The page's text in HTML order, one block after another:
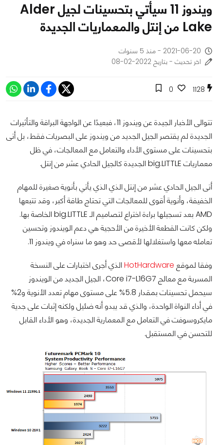
ويندوز 11 سيأتي بتحسينات لجيل Alder
Lake من إنتل والمعماريات الجديدة
2021-06-20 - منذ 5 سنوات
اخر تحديث - بتاريخ 2022-02-08
1128
0
تتوالى الأخبار الجيدة عن ويندوز 11، فبعيدًا عن الواجهة البراقة والتأثيرات
الجديدة لم يقتصر الجيل الجديد من ويندوز على البصريات فقط، بل أتى
بتحسينات على مستوى الأداء والتعامل مع المعالجات، في ظل
معماريات big.LITTLE الجديدة كالجيل الحادي عشر من إنتل.
أتى الجيل الحادي عشر من إنتل الذي الذي يأتي بأنوية صغيرة للمهام
الخفيفة، وأنوية أقوى للمعالجات التي تحتاج طاقة أكبر، وقد تتبعها
AMD بعد تسجيلها براءة اختراع لتصاميم الـ big.LITTLE الخاصة بها.
ولكن كانت القطعة الأخيرة من الأحجية هي دعم الويندوز وتحسين
تعامله معها واستغلالها لأقصى حد وهو ما سنراه في ويندوز 11.
وفقا لموقع HotHardwareالذي أجرى اختبارات على النسخة
المسربة مع معالج Core i7-L16G7، الجيل الجديد من الويندوز
سيحمل تحسينات بمقدار 5.8% على مستوى مهام تعدد الأنوية و2%
في أداء النواة الواحدة، والذي قد يبدو أنه ضئيل ولكنه إثبات على جدية
مايكروسوفت في التعامل مع المعمارية الجديدة، وهو الأداء القابل
للتحسن في المستقبل.